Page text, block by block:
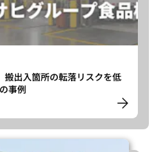
搬出入箇所の転落リスクを低
事例